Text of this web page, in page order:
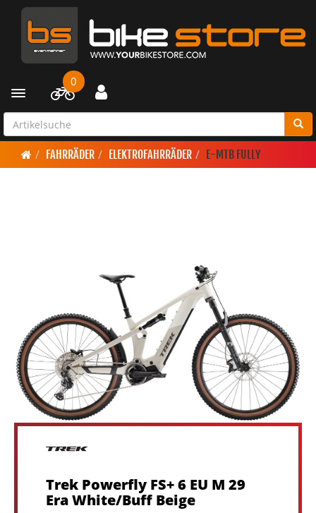
Toggle navigation
0
FAHRRÄDER ELEKTROFAHRRÄDER E-MTB FULLY
Trek Powerfly FS+ 6 EU M 29
Era White/Buff Beige